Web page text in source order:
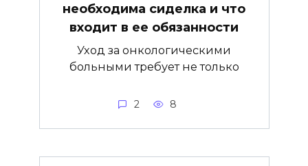
необходима сиделка и что
входит в ее обязанности
Уход за онкологическими
больными требует не только
2 8